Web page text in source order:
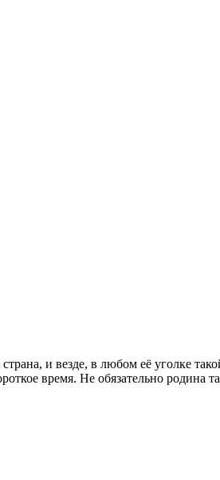
и везде, в любом её уголке
время. Не обязательно родина